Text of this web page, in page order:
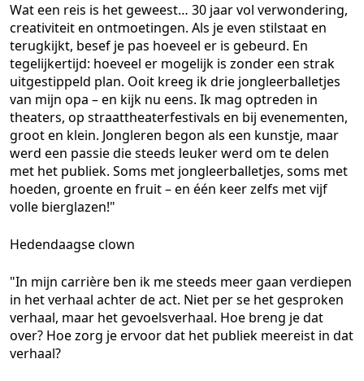
Wat een reis is het geweest… 30 jaar vol verwondering,
creativiteit en ontmoetingen. Als je even stilstaat en
terugkijkt, besef je pas hoeveel er is gebeurd. En
tegelijkertijd: hoeveel er mogelijk is zonder een strak
uitgestippeld plan. Ooit kreeg ik drie jongleerballetjes
van mijn opa – en kijk nu eens. Ik mag optreden in
theaters, op straattheaterfestivals en bij evenementen,
groot en klein. Jongleren begon als een kunstje, maar
werd een passie die steeds leuker werd om te delen
met het publiek. Soms met jongleerballetjes, soms met
hoeden, groente en fruit – en één keer zelfs met vijf
volle bierglazen!"
Hedendaagse clown
"In mijn carrière ben ik me steeds meer gaan verdiepen
in het verhaal achter de act. Niet per se het gesproken
verhaal, maar het gevoelsverhaal. Hoe breng je dat
over? Hoe zorg je ervoor dat het publiek meereist in dat
verhaal?